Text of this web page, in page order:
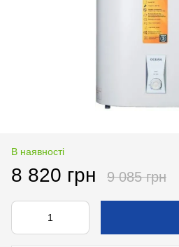
В наявності
8 820 грн 9 085 грн